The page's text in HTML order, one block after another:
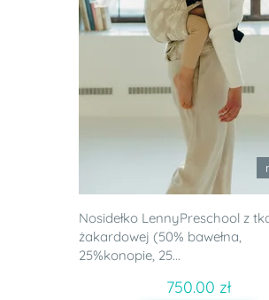
Nosidełko LennyPreschool z
żakardowej (50% bawełna,
25%konopie, 25...
750.00 zł